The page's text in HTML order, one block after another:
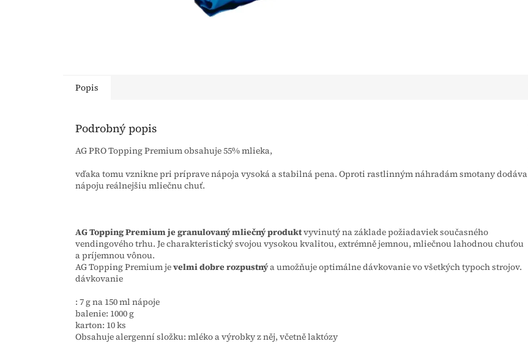
Popis
Podrobný popis
AG PRO Topping Premium obsahuje 55% mlieka,
vďaka tomu vznikne pri príprave nápoja vysoká a stabilná pena. Oproti rastlinným náhradám smotany dodáva
nápoju reálnejšiu mliečnu chuť.
AG Topping Premium je granulovaný mliečný produktvyvinutý na základe požiadaviek současného
vendingového trhu. Je charakteristický svojou vysokou kvalitou, extrémně jemnou, mliečnou lahodnou chuťou
a príjemnou vônou.
AG Topping Premium jevelmi dobre rozpustnýa umožňuje optimálne dávkovanie vo všetkých typoch strojov.
dávkovanie
: 7 g na 150 ml nápoje
balenie: 1000 g
karton: 10 ks
Obsahuje alergenní složku: mléko a výrobky z něj, včetně laktózy